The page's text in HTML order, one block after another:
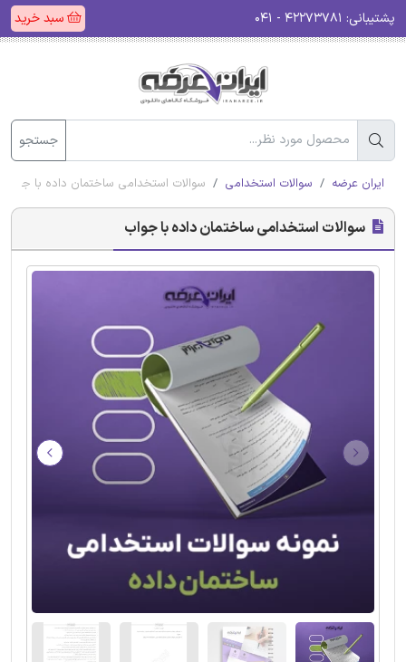
پشتیبانی: سبد خرید
جستجو
ایران عرضه سوالات استخدامی سوالات استخدامی ساختمان داده با جواب
سوالات استخدامی ساختمان داده با جواب